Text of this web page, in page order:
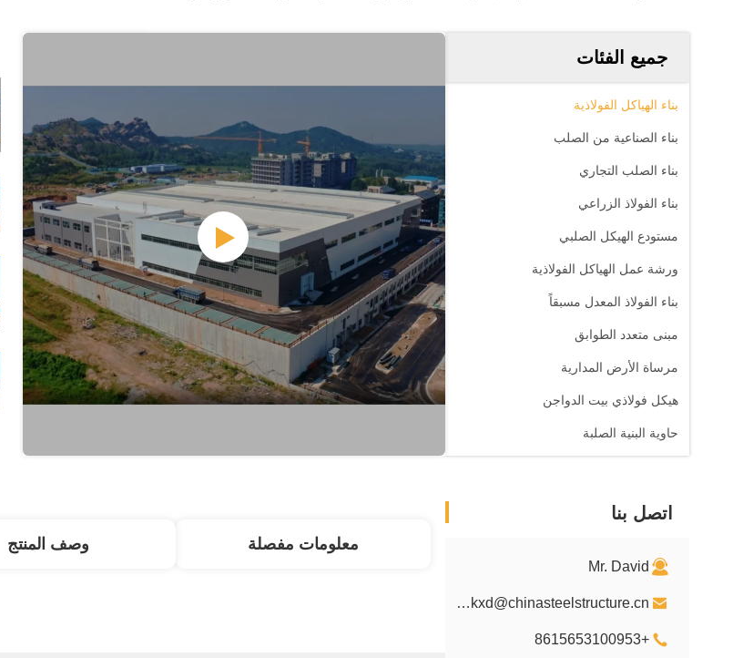
جميع الفئات
بناء الهياكل الفولاذية
بناء الصناعية من الصلب
بناء الصلب التجاري
بناء الفولاذ الزراعي
مستودع الهيكل الصلبي
ورشة عمل الهياكل الفولاذية
بناء الفولاذ المعدل مسبقاً
مبنى متعدد الطوابق
مرساة الأرض المدارية
هيكل فولاذي بيت الدواجن
حاوية البنية الصلبة
اتصل بنا
Mr. David
davidkxd@chinasteelstructure.cn
+8615653100953
معلومات مفصلة وصف المنتج